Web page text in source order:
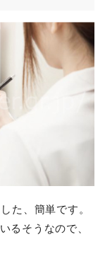
た、簡単です。
るそうなので、